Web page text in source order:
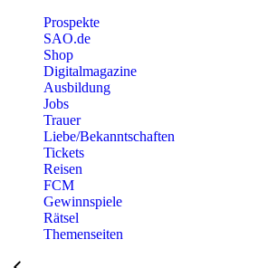
Prospekte
SAO.de
Shop
Digitalmagazine
Ausbildung
Jobs
Trauer
Liebe/Bekanntschaften
Tickets
Reisen
FCM
Gewinnspiele
Rätsel
Themenseiten